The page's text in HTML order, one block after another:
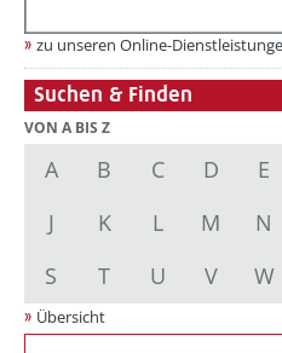
zu unseren Online-
Suchen & Finden
VON A BIS Z
A B C D E
J
K L M N
S
T U V W
Übersicht